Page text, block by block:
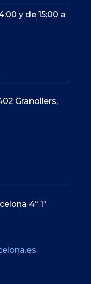
y de 15:00 a
Granollers,
4º 1ª